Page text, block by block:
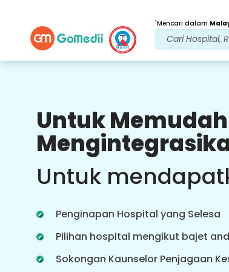
*Mencari dalam
Untuk
Untuk
Penginapan Hospital yang Selesa
Pilihan hospital mengikut bajet
Sokongan Kaunselor Penjagaan
Faedah Kami
Rawatan Selepas
penjagaan susulan
Dapatkan sokongan perubatan dan
setiap masa. Kemas kini berkala